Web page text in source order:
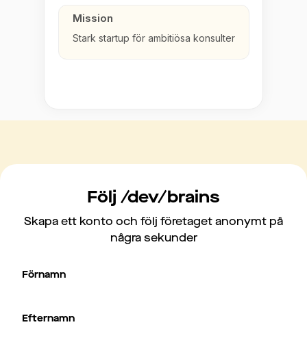
Mission
Stark startup för ambitiösa konsulter
Följ /dev/brains
Skapa ett konto och följ företaget anonymt på
några sekunder
Förnamn
Efternamn